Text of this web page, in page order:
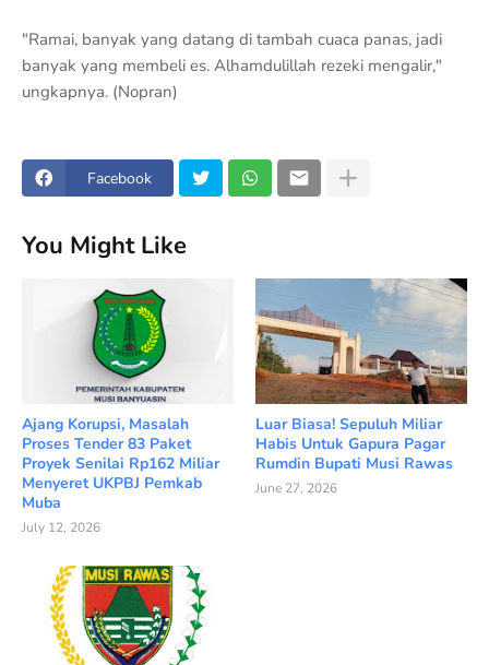
"Ramai, banyak yang datang di tambah cuaca panas, jadi
banyak yang membeli es. Alhamdulillah rezeki mengalir,"
ungkapnya. (Nopran)
Facebook
You Might Like
Ajang Korupsi, Masalah
Proses Tender 83 Paket
Proyek Senilai Rp162 Miliar
Menyeret UKPBJ Pemkab
Muba
July 12, 2026
Luar Biasa! Sepuluh Miliar
Habis Untuk Gapura Pagar
Rumdin Bupati Musi Rawas
June 27, 2026